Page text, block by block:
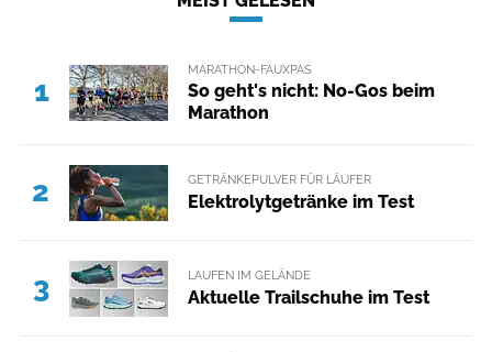
1
MARATHON-FAUXPAS
So geht's nicht: No-Gos beim
Marathon
2 GETRÄNKEPULVER FÜR LÄUFER
Elektrolytgetränke im Test
3 LAUFEN IM GELÄNDE
Aktuelle Trailschuhe im Test